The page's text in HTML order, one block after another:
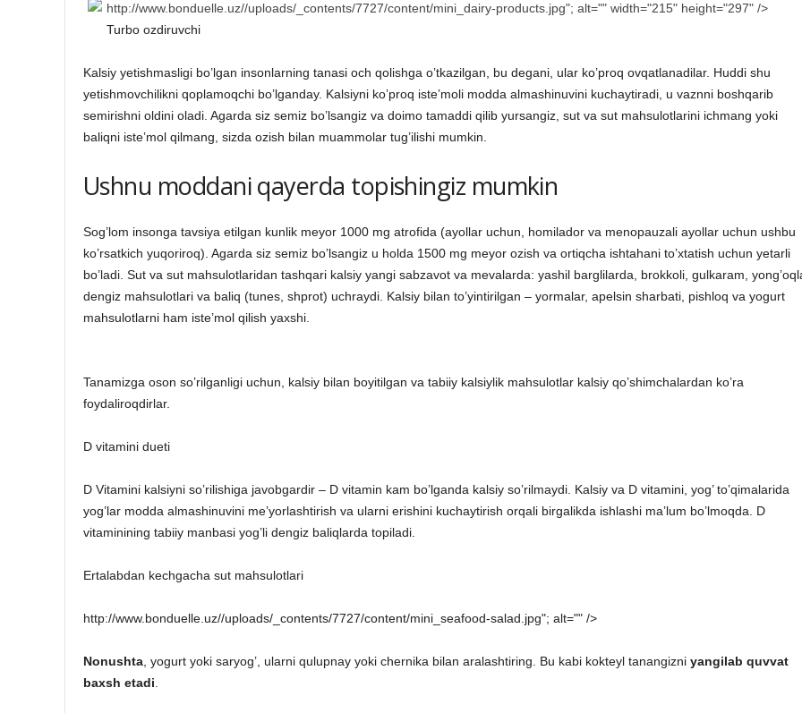
http://www.bonduelle.uz//uploads/_contents/7727/content/mini_dairy-products.jpg"; alt="" width="215" height="297" />
Turbo ozdiruvchi
Kalsiy yetishmasligi bo’lgan insonlarning tanasi och qolishga o’tkazilgan, bu degani, ular ko’proq ovqatlanadilar. Huddi shu
yetishmovchilikni qoplamoqchi bo’lganday. Kalsiyni ko’proq iste’moli modda almashinuvini kuchaytiradi, u vaznni boshqarib
semirishni oldini oladi. Agarda siz semiz bo’lsangiz va doimo tamaddi qilib yursangiz, sut va sut mahsulotlarini ichmang yoki
baliqni iste’mol qilmang, sizda ozish bilan muammolar tug’ilishi mumkin.
Ushnu moddani qayerda topishingiz mumkin
Sog’lom insonga tavsiya etilgan kunlik meyor 1000 mg atrofida (ayollar uchun, homilador va menopauzali ayollar uchun ushbu
ko’rsatkich yuqoriroq). Agarda siz semiz bo’lsangiz u holda 1500 mg meyor ozish va ortiqcha ishtahani to’xtatish uchun yetarli
bo’ladi. Sut va sut mahsulotlaridan tashqari kalsiy yangi sabzavot va mevalarda: yashil barglilarda, brokkoli, gulkaram,
dengiz mahsulotlari va baliq (tunes, shprot) uchraydi. Kalsiy bilan to’yintirilgan – yormalar, apelsin sharbati, pishloq va yogurt
mahsulotlarni ham iste’mol qilish yaxshi.
Tanamizga oson so’rilganligi uchun, kalsiy bilan boyitilgan va tabiiy kalsiylik mahsulotlar kalsiy qo’shimchalardan ko’ra
foydaliroqdirlar.
D vitamini dueti
D Vitamini kalsiyni so’rilishiga javobgardir – D vitamin kam bo’lganda kalsiy so’rilmaydi. Kalsiy va D vitamini, yog’ to’qimalarida
yog’lar modda almashinuvini me’yorlashtirish va ularni erishini kuchaytirish orqali birgalikda ishlashi ma’lum bo’lmoqda. D
vitaminining tabiiy manbasi yog’li dengiz baliqlarda topiladi.
Ertalabdan kechgacha sut mahsulotlari
http://www.bonduelle.uz//uploads/_contents/7727/content/mini_seafood-salad.jpg"; alt="" />
Nonushta , yogurt yoki saryog’, ularni qulupnay yoki chernika bilan aralashtiring. Bu kabi kokteyl tanangizni yangilab quvvat
baxsh etadi